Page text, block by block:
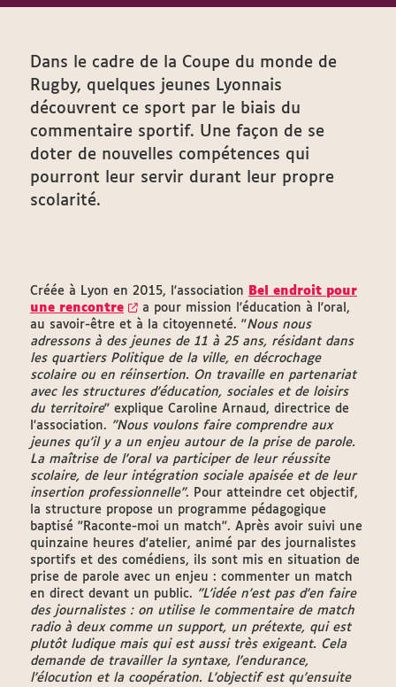
Dans le cadre de la Coupe du monde de
Rugby, quelques jeunes Lyonnais
découvrent ce sport par le biais du
commentaire sportif. Une façon de se
doter de nouvelles compétences qui
pourront leur servir durant leur propre
scolarité.
Créée à Lyon en 2015, l'association
Bel endroit pour
une rencontre
a pour mission l'éducation à l'oral,
au savoir-être et à la citoyenneté. "Nous nous
adressons à des jeunes de 11 à 25 ans, résidant dans
les quartiers Politique de la ville, en décrochage
scolaire ou en réinsertion. On travaille en partenariat
avec les structures d'éducation, sociales et de loisirs
du territoire" explique Caroline Arnaud, directrice de
l'association. "Nous voulons faire comprendre aux
jeunes qu'il y a un enjeu autour de la prise de parole.
La maîtrise de l'oral va participer de leur réussite
scolaire, de leur intégration sociale apaisée et de leur
insertion professionnelle". Pour atteindre cet objectif,
la structure propose un programme pédagogique
baptisé "Raconte-moi un match". Après avoir suivi une
quinzaine heures d'atelier, animé par des journalistes
sportifs et des comédiens, ils sont mis en situation de
prise de parole avec un enjeu : commenter un match
en direct devant un public. "L'idée n'est pas d'en faire
des journalistes : on utilise le commentaire de match
radio à deux comme un support, un prétexte, qui est
plutôt ludique mais qui est aussi très exigeant. Cela
demande de travailler la syntaxe, l'endurance,
l'élocution et la coopération. L'objectif est qu'ensuite